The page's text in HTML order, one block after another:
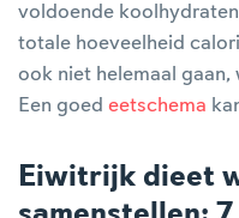
voldoende
totale hoeveelheid
ook niet helemaal gaan,
Een goed eetschema
Eiwitrijk dieet